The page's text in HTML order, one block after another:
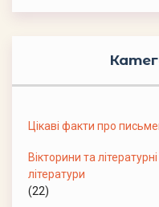
Цікаві факти про
Вікторини та
літератури
(22)